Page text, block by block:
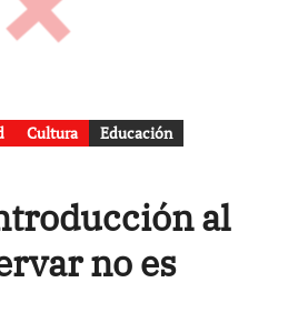
Cultura
Educación
al
no es